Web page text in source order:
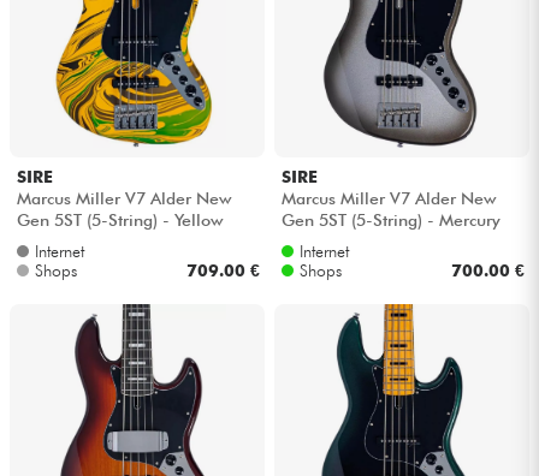
SIRE
Marcus Miller V7 Alder New
Gen 5ST (5-String) - Yellow
swirlInternet
Shops
709.00 €
SIRE
Marcus Miller V7 Alder New
Gen 5ST (5-String) - Mercury
Internet
Shops
700.00 €